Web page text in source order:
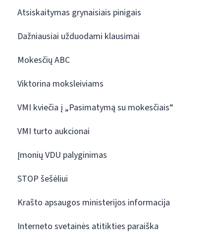
Atsiskaitymas grynaisiais pinigais
Dažniausiai užduodami klausimai
Mokesčių ABC
Viktorina moksleiviams
VMI kviečia į „Pasimatymą su mokesčiais“
VMI turto aukcionai
Įmonių VDU palyginimas
STOP šešėliui
Krašto apsaugos ministerijos informacija
Interneto svetainės atitikties paraiška